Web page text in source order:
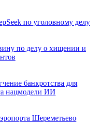
по уголовному делу
по делу о хищении и
банкротства для
нацмодели ИИ
Шереметьево